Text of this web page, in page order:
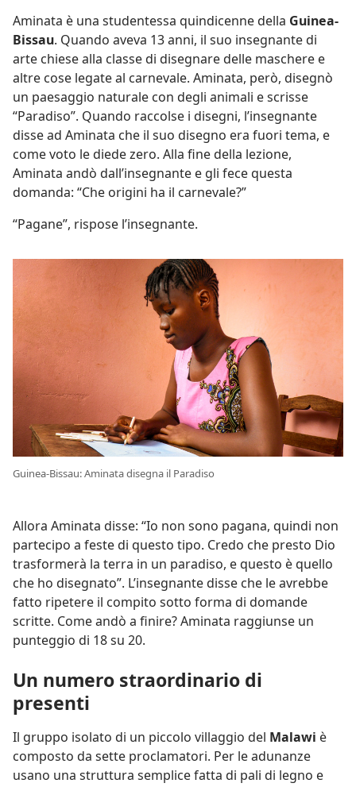
Aminata è una studentessa quindicenne della Guinea-
Bissau. Quando aveva 13 anni, il suo insegnante di
arte chiese alla classe di disegnare delle maschere e
altre cose legate al carnevale. Aminata, però, disegnò
un paesaggio naturale con degli animali e scrisse
“Paradiso”. Quando raccolse i disegni, l’insegnante
disse ad Aminata che il suo disegno era fuori tema, e
come voto le diede zero. Alla fine della lezione,
Aminata andò dall’insegnante e gli fece questa
domanda: “Che origini ha il carnevale?”
“Pagane”, rispose l’insegnante.
Guinea-Bissau: Aminata disegna il Paradiso
Allora Aminata disse: “Io non sono pagana, quindi non
partecipo a feste di questo tipo. Credo che presto Dio
trasformerà la terra in un paradiso, e questo è quello
che ho disegnato”. L’insegnante disse che le avrebbe
fatto ripetere il compito sotto forma di domande
scritte. Come andò a finire? Aminata raggiunse un
punteggio di 18 su 20.
Un numero straordinario di
presenti
Il gruppo isolato di un piccolo villaggio del Malawi è
composto da sette proclamatori. Per le adunanze
usano una struttura semplice fatta di pali di legno e